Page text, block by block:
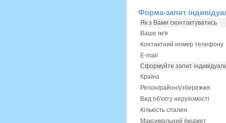
Форма-запит
Як з Вами сконтактуватись
Ваше ім'я
Контактний номер телефону
E-mail
Сформуйте запит
Країна
Регіон/район/узбережжя
Вид об'єкту нерухомості
Кількість спален
Максимальний бюджет